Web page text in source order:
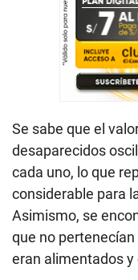
Se sabe que el
desaparecidos
cada uno, lo que
considerable para
Asimismo, se
que no
eran alimentados